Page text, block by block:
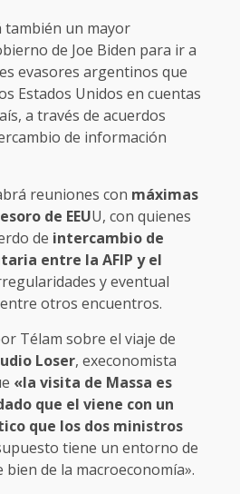
también un mayor
de Joe Biden para ir a
evasores argentinos que
Estados Unidos en cuentas
a través de acuerdos
de información
reuniones con máximas
de EEUU, con quienes
de intercambio de
entre la AFIP y el
y eventual
otros encuentros.
Télam sobre el viaje de
Loser, execonomista
«la visita de Massa es
que el viene con un
que los dos ministros
tiene un entorno de
de la macroeconomía».